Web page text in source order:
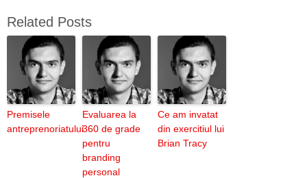
Related Posts
Premisele
antreprenoriatului
Evaluarea la
360 de grade
pentru
branding
personal
Ce am invatat
din exercitiul lui
Brian Tracy